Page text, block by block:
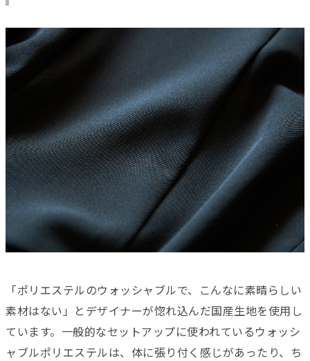
「ポリエステルのウォッシャブルで、こんなに素晴らしい
素材はない」とデザイナーが惚れ込んだ国産生地を使用し
ています。一般的なセットアップに使われているウォッシ
ャブルポリエステルは、体に張り付く感じがあったり、ち